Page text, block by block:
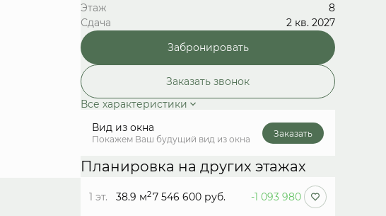
Этаж
8
Сдача
2 кв. 2027
Забронировать
Заказать звонок
Все характеристики
Вид из окна
Покажем Ваш будущий вид из окна
Заказать
Планировка на других этажах
1 эт. 38.9 м27 546 600 руб. -1 093 980